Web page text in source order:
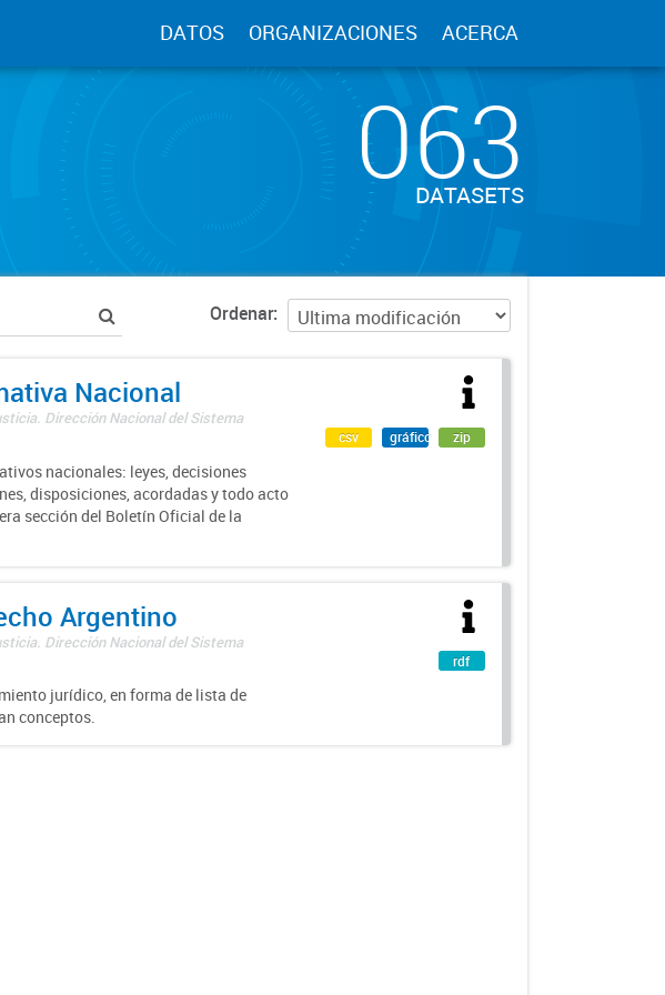
DATOS ORGANIZACIONES ACERCA
063
DATASETS
Ordenar
Nacional
Dirección Nacional del Sistema
nacionales: leyes, decisiones
disposiciones, acordadas y todo acto
sección del Boletín Oficial de la
csv gráfico zip
Argentino
Dirección Nacional del Sistema
jurídico, en forma de lista de
conceptos.
rdf